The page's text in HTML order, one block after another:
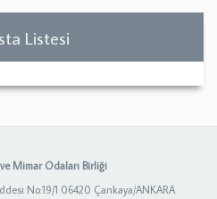
Listesi
Mimar Odaları Birliği
No:19/1 06420 Çankaya/ANKARA